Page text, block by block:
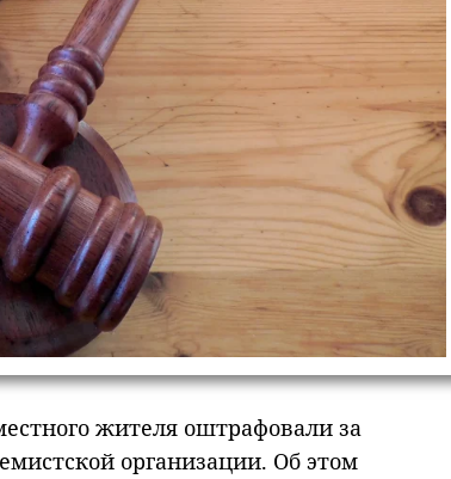
жителя оштрафовали за
организации. Об этом